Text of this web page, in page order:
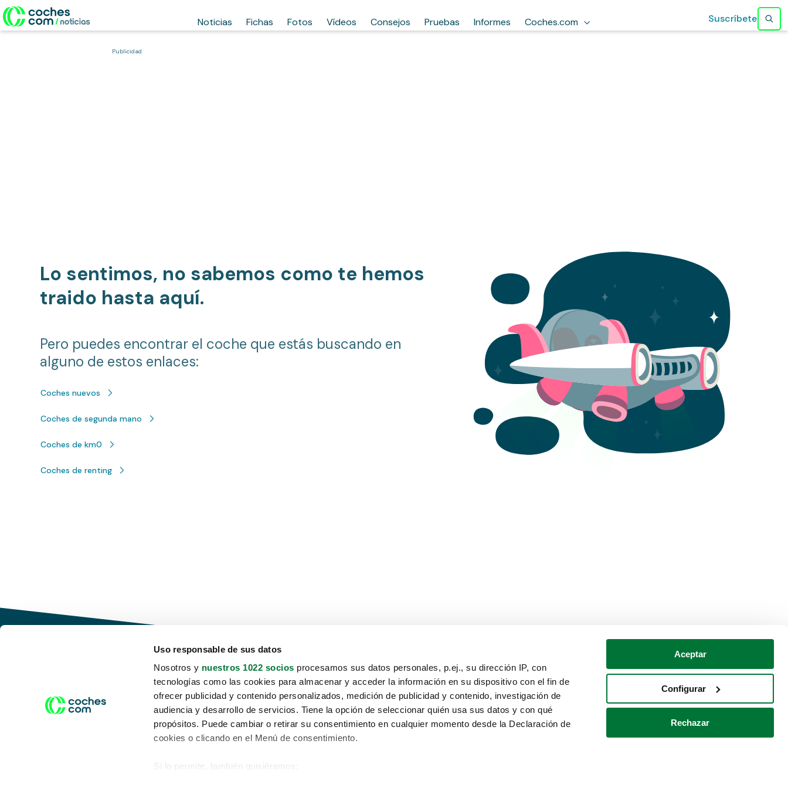
Uso responsable de sus datos
Nosotros y nuestros 1022 socios procesamos sus datos personales, p.ej., su dirección IP, con
tecnologías como las cookies para almacenar y acceder la información en su dispositivo con el fin de
ofrecer publicidad y contenido personalizados, medición de publicidad y contenido, investigación de
audiencia y desarrollo de servicios. Tiene la opción de seleccionar quién usa sus datos y con qué
propósitos. Puede cambiar o retirar su consentimiento en cualquier momento desde la Declaración de
cookies o clicando en el Menú de consentimiento.
Si lo permite, también quisiéramos:
Aceptar
Configurar
Rechazar
Noticias Fichas Fotos Vídeos Consejos Pruebas Informes Coches.com Suscríbete
Publicidad
Lo sentimos, no sabemos como te hemos
traido hasta aquí.
Pero puedes encontrar el coche que estás buscando en
alguno de estos enlaces:
Coches nuevos
Coches de segunda mano
Coches de km0
Coches de renting
Conduce tu futuro,
desata tu movilidad